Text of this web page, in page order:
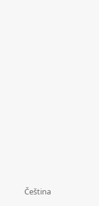
Čeština